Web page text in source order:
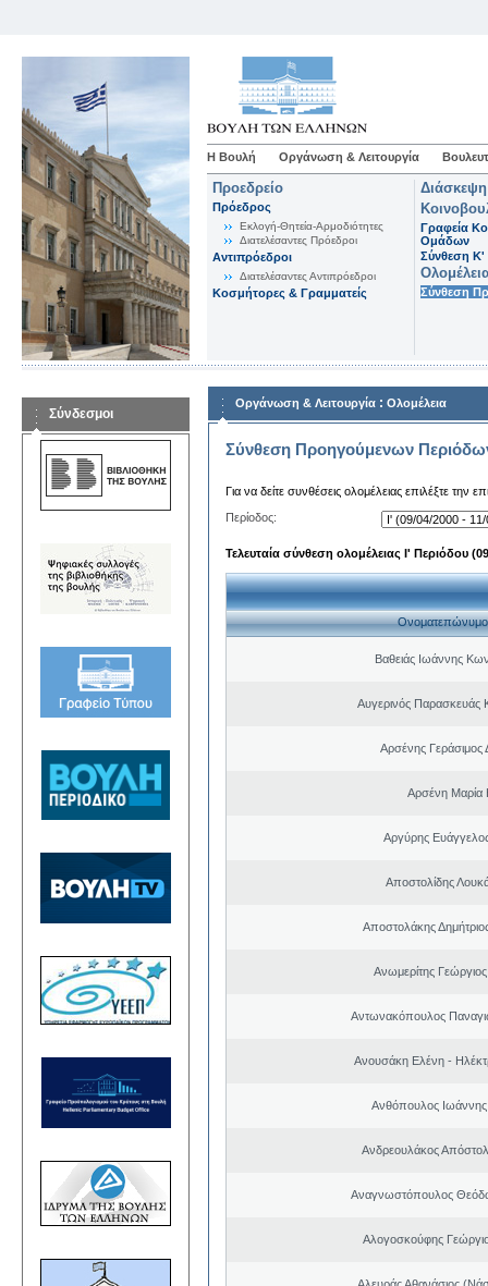
Η Βουλή Οργάνωση & Λειτουργία
Προεδρείο
Πρόεδρος
Εκλογή-Θητεία-Αρμοδιότητες
Διατελέσαντες Πρόεδροι
Αντιπρόεδροι
Διατελέσαντες Αντιπρόεδροι
Κοσμήτορες & Γραμματείς
Γραφεία
Ομάδων
Σύνθεση K'
Σύνθεση
Σύνδεσμοι
Οργάνωση & Λειτουργία : Ολομέλεια
Σύνθεση Προηγούμενων
Για να δείτε συνθέσεις ολομέλειας επιλέξτε την
Περίοδος:
Τελευταία σύνθεση ολομέλειας Ι' Περιόδου
Ονοματεπώνυμο
Βαθειάς Ιωάννης
Αυγερινός Παρασκευάς
Αρσένης Γεράσιμος
Αρσένη Μαρία
Αργύρης
Αποστολίδης
Αποστολάκης
Ανωμερίτης
Αντωνακόπουλος
Ανουσάκη Ελένη -
Ανθόπουλος Ιωάννης
Ανδρεουλάκος
Αναγνωστόπουλος
Αλογοσκούφης